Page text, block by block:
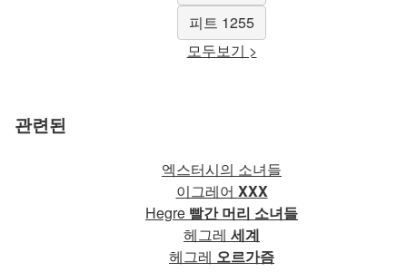
피트 1255
모두보기 >
관련된
엑스터시의 소녀들
이그레어 XXX
Hegre 빨간 머리 소녀들
헤그레 세계
헤그레 오르가즘